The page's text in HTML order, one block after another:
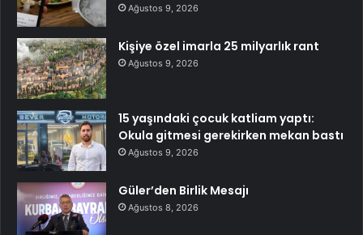
Ağustos 9, 2026
Kişiye özel imarla 25 milyarlık rant
Ağustos 9, 2026
15 yaşındaki çocuk katliam yaptı:
Okula gitmesi gerekirken mekan bastı
Ağustos 9, 2026
Güler’den Birlik Mesajı
Ağustos 8, 2026